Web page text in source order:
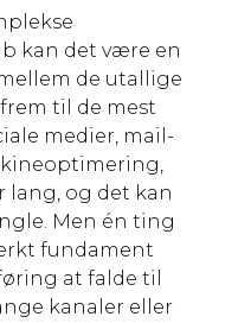
kan det være en
de utallige
til de mest
medier, mail-
lang, og det kan
Men én ting
fundament
at falde til
kanaler eller